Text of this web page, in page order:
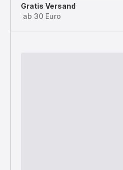
Gratis Versand
ab 30 Euro